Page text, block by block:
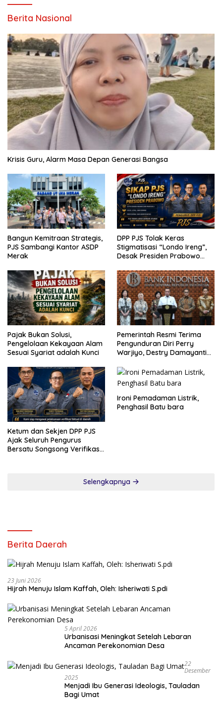
Berita Nasional
Krisis Guru, Alarm Masa Depan Generasi Bangsa
Bangun Kemitraan Strategis,
PJS Sambangi Kantor ASDP
Merak
DPP PJS Tolak Keras
Stigmatisasi “Londo Ireng”,
Desak Presiden Prabowo
Maaf
Pajak Bukan Solusi,
Pengelolaan Kekayaan Alam
Sesuai Syariat adalah Kunci
Pemerintah Resmi Terima
Pengunduran Diri Perry
Warjiyo, Destry Damayanti
Sementara
Ketum dan Sekjen DPP PJS
Ajak Seluruh Pengurus
Bersatu Songsong Verifikasi
Ironi Pemadaman Listrik,
Penghasil Batu bara
Selengkapnya
Berita Daerah
23 Juni 2026
Hijrah Menuju Islam Kaffah, Oleh: Isheriwati S.pdi
5 April 2026
Urbanisasi Meningkat Setelah Lebaran
Ancaman Perekonomian Desa
22
Desember
2025
Menjadi Ibu Generasi Ideologis, Tauladan
Bagi Umat